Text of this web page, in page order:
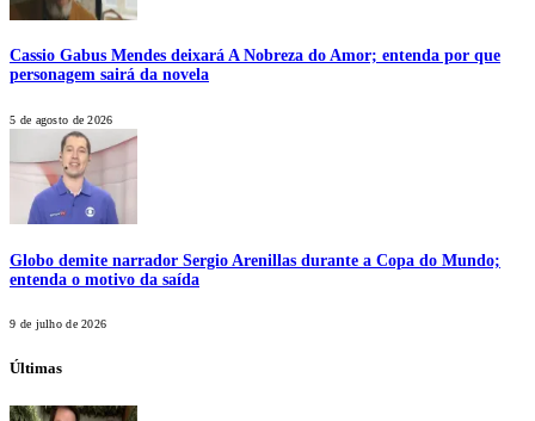
Cassio Gabus Mendes deixará A Nobreza do Amor; entenda por que
personagem sairá da novela
5 de agosto de 2026
Globo demite narrador Sergio Arenillas durante a Copa do Mundo;
entenda o motivo da saída
9 de julho de 2026
Últimas